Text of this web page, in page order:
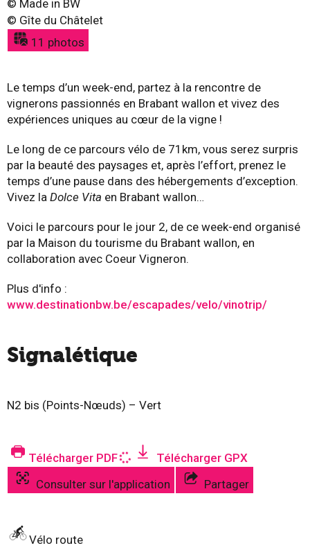
© Made in BW
© Gîte du Châtelet
11 photos
Le temps d’un week-end, partez à la rencontre de
vignerons passionnés en Brabant wallon et vivez des
expériences uniques au cœur de la vigne !
Le long de ce parcours vélo de 71km, vous serez surpris
par la beauté des paysages et, après l’effort, prenez le
temps d’une pause dans des hébergements d’exception.
Vivez la Dolce Vita en Brabant wallon…
Voici le parcours pour le jour 2, de ce week-end organisé
par la Maison du tourisme du Brabant wallon, en
collaboration avec Coeur Vigneron.
Plus d'info :
www.destinationbw.be/escapades/velo/vinotrip/
Signalétique
N2 bis (Points-Nœuds) – Vert
Télécharger PDF
Télécharger GPX
Consulter sur l'application
Partager
Vélo route